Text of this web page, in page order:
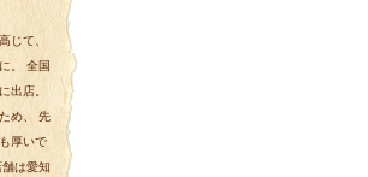
じて、
。 全国
出店。
め、 先
厚いで
は愛知